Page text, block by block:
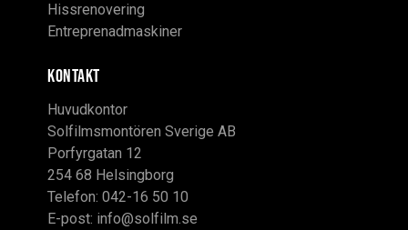
Hissrenovering
Entreprenadmaskiner
KONTAKT
Huvudkontor
Solfilmsmontören Sverige AB
Porfyrgatan 12
254 68 Helsingborg
Telefon: 042-16 50 10
E-post: info@solfilm.se